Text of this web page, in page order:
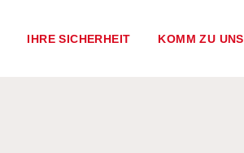
IHRE SICHERHEIT KOMM ZU UNS